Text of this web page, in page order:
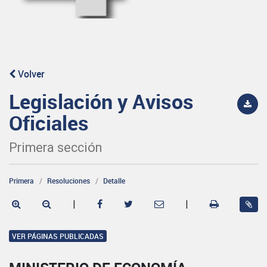
Volver
Legislación y Avisos
Oficiales
Primera sección
Primera Resoluciones Detalle
| |
VER PÁGINAS PUBLICADAS